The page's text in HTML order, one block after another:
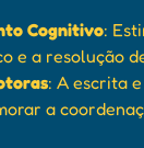
Cognitivo:
e a resolução
: A escrita
a